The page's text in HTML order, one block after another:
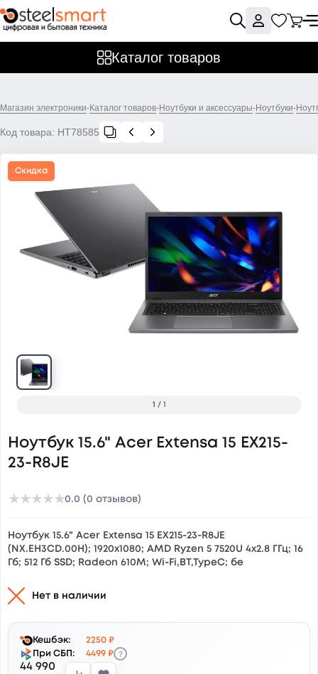
Каталог товаров
Магазин электроники-Каталог товаров-Ноутбуки и аксессуары-Ноутбуки-
Код товара: НТ78585
Скидка
1 / 1
Ноутбук 15.6" Acer Extensa 15 EX215-
23-R8JE
★★★★★0.0 (0 отзывов)
Ноутбук 15.6" Acer Extensa 15 EX215-23-R8JE
(NX.EH3CD.00H); 1920х1080; AMD Ryzen 5 7520U 4x2.8 ГГц; 16
Гб; 512 Гб SSD; Radeon 610M; Wi-Fi,BT,TypeC; бе
Нет в наличии
Кешбэк:
2250 ₽
При СБП:
4499 ₽ ?
44 990